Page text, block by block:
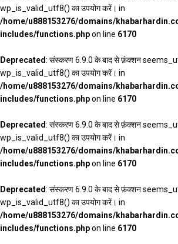
wp_is_valid_utf8() का उपयोग करें। in
/home/u888153276/domains/
includes/functions.phpon line 6170
Deprecated: संस्करण 6.9.0 के बाद से फ़ंक्शन
wp_is_valid_utf8() का उपयोग करें। in
/home/u888153276/domains/
includes/functions.phpon line 6170
Deprecated: संस्करण 6.9.0 के बाद से फ़ंक्शन
wp_is_valid_utf8() का उपयोग करें। in
/home/u888153276/domains/
includes/functions.phpon line 6170
Deprecated: संस्करण 6.9.0 के बाद से फ़ंक्शन
wp_is_valid_utf8() का उपयोग करें। in
/home/u888153276/domains/
includes/functions.phpon line 6170